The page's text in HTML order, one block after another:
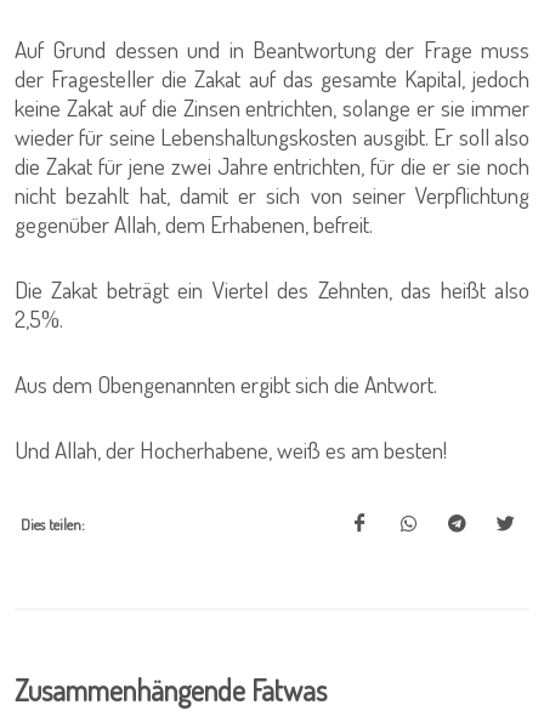
Auf Grund dessen und in Beantwortung der Frage muss
der Fragesteller die Zakat auf das gesamte Kapital, jedoch
keine Zakat auf die Zinsen entrichten, solange er sie immer
wieder für seine Lebenshaltungskosten ausgibt. Er soll also
die Zakat für jene zwei Jahre entrichten, für die er sie noch
nicht bezahlt hat, damit er sich von seiner Verpflichtung
gegenüber Allah, dem Erhabenen, befreit.
Die Zakat beträgt ein Viertel des Zehnten, das heißt also
2,5%.
Aus dem Obengenannten ergibt sich die Antwort.
Und Allah, der Hocherhabene, weiß es am besten!
Dies teilen:
Zusammenhängende Fatwas